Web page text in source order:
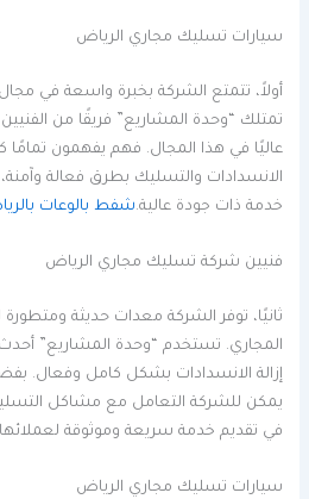
سيارات تسليك مجاري الرياض
أولاً، تتمتع الشركة بخبرة واسعة في
تمتلك “وحدة المشاريع” فريقًا من الفنيين
عاليًا في هذا المجال. فهم يفهمون
الانسدادات والتسليك بطرق فعالة
خدمة ذات جودة عالية.شفط بالوعات
فنيين شركة تسليك مجاري الرياض
ثانيًا، توفر الشركة معدات حديثة
المجاري. تستخدم “وحدة المشاريع” أحدث
إزالة الانسدادات بشكل كامل وفعال.
يمكن للشركة التعامل مع مشاكل
في تقديم خدمة سريعة وموثوقة
سيارات تسليك مجاري الرياض